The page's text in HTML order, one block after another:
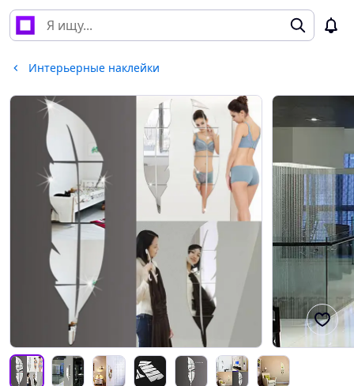
Интерьерные наклейки